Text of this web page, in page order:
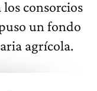
consorcios
un fondo
agrícola.